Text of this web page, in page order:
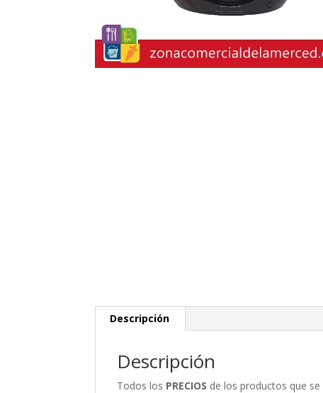
Descripción
Descripción
Todos los PRECIOS de los productos que